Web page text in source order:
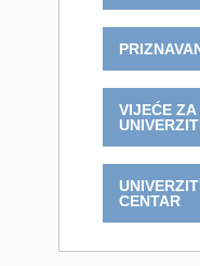
VIJEĆE ZA
CENTAR